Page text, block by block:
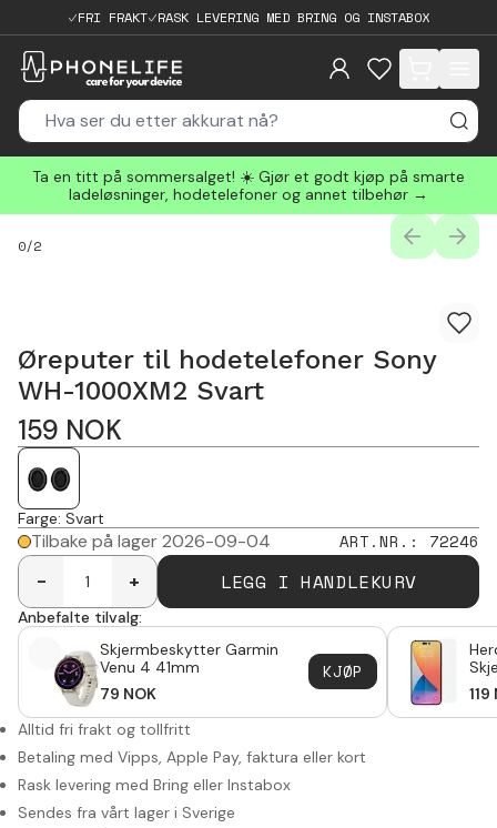
FRI FRAKT RASK LEVERING MED BRING OG INSTABOX
items in cart,
Ta en titt på sommersalget! ☀️ Gjør et godt kjøp på smarte
ladeløsninger, hodetelefoner og annet tilbehør →
0/2
Øreputer til hodetelefoner Sony
WH-1000XM2 Svart
159 NOK
Farge: Svart
Tilbake på lager 2026-09-04 ART.NR. : 72246
-
+ LEGG I HANDLEKURV
Anbefalte tilvalg:
Skjermbeskytter Garmin
Venu 4 41mm
79 NOK
KJØP
14
119
Alltid fri frakt og tollfritt
Betaling med Vipps, Apple Pay, faktura eller kort
Rask levering med Bring eller Instabox
Sendes fra vårt lager i Sverige